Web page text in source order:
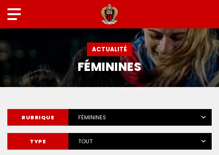
ACTUALITÉ
FÉMININES
RUBRIQUE FÉMININES
TYPE TOUT